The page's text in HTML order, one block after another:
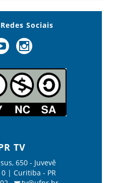
Sociais
TV
650 - Juvevê
| Curitiba - PR